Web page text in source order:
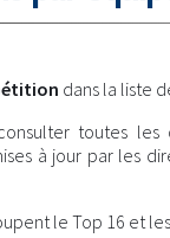
dans la liste
toutes les
à jour par les
le Top 16 et les